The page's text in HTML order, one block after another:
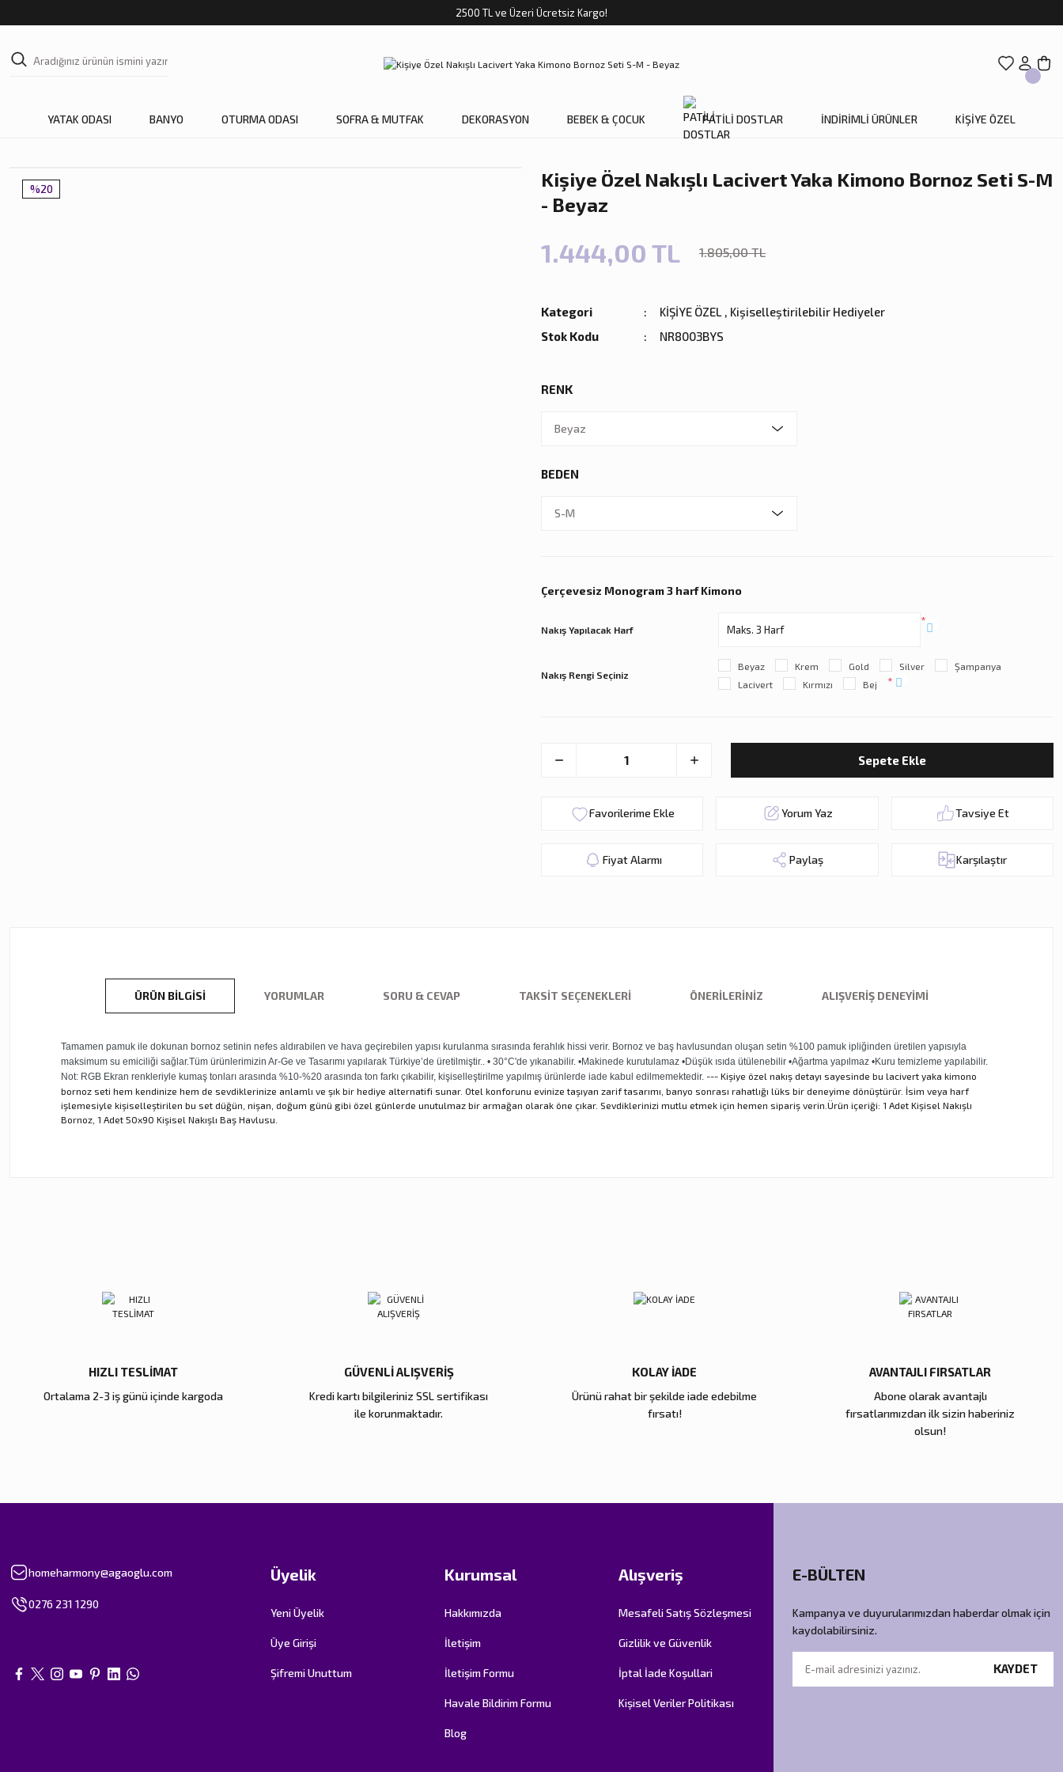
2500 TL ve Üzeri Ücretsiz Kargo!
YATAK ODASI BANYO OTURMA ODASI SOFRA & MUTFAK DEKORASYON BEBEK & ÇOCUK PATİLİ DOSTLAR İNDİRİMLİ ÜRÜNLER KİŞİYE ÖZEL
%20
Kişiye Özel Nakışlı Lacivert Yaka Kimono Bornoz Seti S-M
- Beyaz
1.444,00 TL 1.805,00 TL
Kategori KİŞİYE ÖZEL , Kişiselleştirilebilir Hediyeler
Stok Kodu
NR8003BYS
RENK
BEDEN
Çerçevesiz Monogram 3 harf Kimono
Nakış Yapılacak Harf
*
Nakış Rengi Seçiniz
Beyaz Krem Gold Silver
Şampanya
Lacivert
Kırmızı Bej *
Sepete Ekle
Yorum Yaz Tavsiye Et
Fiyat Alarmı Paylaş Karşılaştır
ÜRÜN BILGISI YORUMLAR SORU & CEVAP TAKSIT SEÇENEKLERI ÖNERILERINIZ ALIŞVERIŞ DENEYIMI
Tamamen pamuk ile dokunan bornoz setinin nefes aldırabilen ve hava geçirebilen yapısı kurulanma sırasında ferahlık hissi verir. Bornoz ve baş havlusundan oluşan setin %100 pamuk ipliğinden üretilen yapısıyla
maksimum su emiciliği sağlar.Tüm ürünlerimizin Ar-Ge ve Tasarımı yapılarak Türkiye’de üretilmiştir.. • 30°C'de yıkanabilir. •Makinede kurutulamaz •Düşük ısıda ütülenebilir •Ağartma yapılmaz •Kuru temizleme yapılabilir.
Not: RGB Ekran renkleriyle kumaş tonları arasında %10-%20 arasında ton farkı çıkabilir, kişiselleştirilme yapılmış ürünlerde iade kabul edilmemektedir. --- Kişiye özel nakış detayı sayesinde bu lacivert yaka kimono
bornoz seti hem kendinize hem de sevdiklerinize anlamlı ve şık bir hediye alternatifi sunar. Otel konforunu evinize taşıyan zarif tasarımı, banyo sonrası rahatlığı lüks bir deneyime dönüştürür. İsim veya harf
işlemesiyle kişiselleştirilen bu set düğün, nişan, doğum günü gibi özel günlerde unutulmaz bir armağan olarak öne çıkar. Sevdiklerinizi mutlu etmek için hemen sipariş verin.Ürün içeriği: 1 Adet Kişisel Nakışlı
Bornoz, 1 Adet 50x90 Kişisel Nakışlı Baş Havlusu.
Bu ürüne benzer farklı alternatifler olmalı.
HIZLI TESLİMAT
Ortalama 2-3 iş günü içinde kargoda
GÜVENLİ ALIŞVERİŞ
Kredi kartı bilgileriniz SSL sertifikası
ile korunmaktadır.
KOLAY İADE
Ürünü rahat bir şekilde iade edebilme
fırsatı!
AVANTAJLI FIRSATLAR
Abone olarak avantajlı
fırsatlarımızdan ilk sizin haberiniz
olsun!
homeharmony@agaoglu.com
0276 231 1290
Üyelik
Yeni Üyelik
Üye Girişi
Şifremi Unuttum
Kurumsal
Hakkımızda
İletişim
İletişim Formu
Havale Bildirim Formu
Blog
Alışveriş
Mesafeli Satış Sözleşmesi
Gizlilik ve Güvenlik
İptal İade Koşullari
Kişisel Veriler Politikası
E-BÜLTEN
Kampanya ve duyurularımızdan haberdar olmak için
kaydolabilirsiniz.
KAYDET